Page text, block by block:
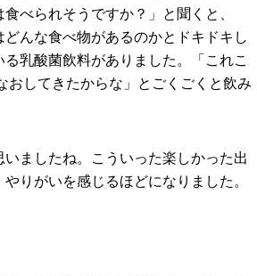
べられそうですか？」と聞くと、
んな食べ物があるのかとドキドキし
乳酸菌飲料がありました。「これこ
おしてきたからな」とごくごくと飲み
ましたね。こういった楽しかった出
りがいを感じるほどになりました。